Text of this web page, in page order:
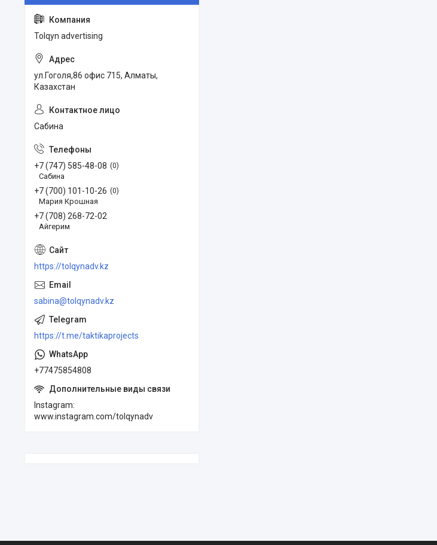
Tolqyn advertising
ул.Гоголя,86 офис 715, Алматы,
Казахстан
Сабина
+7 (747) 585-48-08 0
Сабина
+7 (700) 101-10-26 0
Мария Крошная
+7 (708) 268-72-02
Айгерим
https://tolqynadv.kz
sabina@tolqynadv.kz
https://t.me/taktikaprojects
+77475854808
Instagram
www.instagram.com/tolqynadv